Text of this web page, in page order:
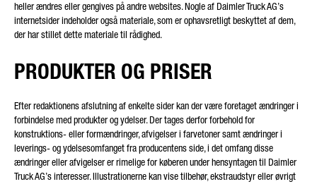
FORNAVN*
EFTERNAVN*
TYPE AF ANMODNING*
heller ændres eller gengives på andre websites. Nogle af Daimler Truck AG’s
internetsider indeholder også materiale, som er ophavsretligt beskyttet af dem,
der har stillet dette materiale til rådighed.
PRODUKTER OG PRISER
Efter redaktionens afslutning af enkelte sider kan der være foretaget ændringer i
forbindelse med produkter og ydelser. Der tages derfor forbehold for
konstruktions- eller formændringer, afvigelser i farvetoner samt ændringer i
leverings- og ydelsesomfanget fra producentens side, i det omfang disse
ændringer eller afvigelser er rimelige for køberen under hensyntagen til Daimler
Truck AG’s interesser. Illustrationerne kan vise tilbehør, ekstraudstyr eller øvrigt